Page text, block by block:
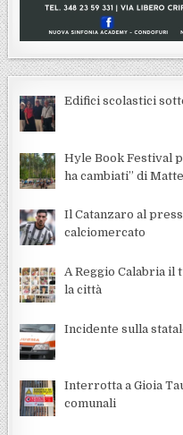
Edifici scolastici
Hyle Book Festival
ha cambiati” di
Il Catanzaro al
calciomercato
A Reggio Calabria il
la città
Incidente sulla
Interrotta a Gioia
comunali